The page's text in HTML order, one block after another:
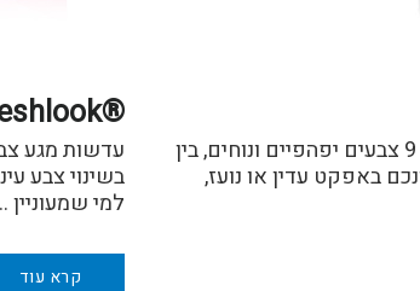
אתם מוזמנים להדגיש את היופי שלכם עם 1 מתוך 9 צבעים יפהפיים ונוחים, בין
באפקט עדין או נועז,
עדשות מגע
בשינוי צבע
למי שמעוניין
קרא עוד